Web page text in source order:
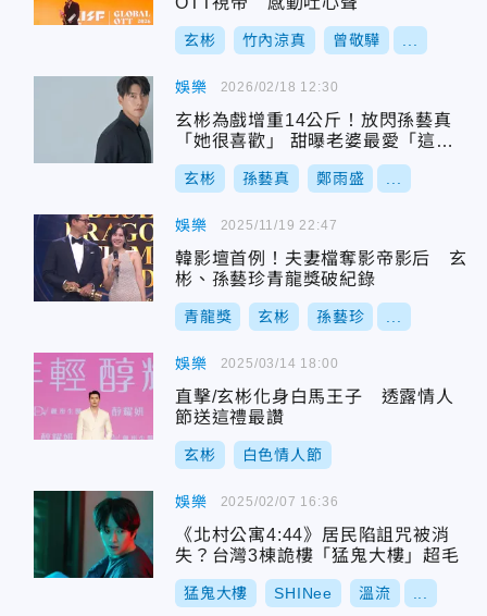
玄彬 竹內涼真 曾敬驊
娛樂
玄彬為戲增重14公斤！放閃孫藝真
「她很喜歡」 甜曝老婆最愛「這名
場面」
玄彬 孫藝真 鄭雨盛
2026/02/18 12:30
娛樂
韓影壇首例！夫妻檔奪影帝影后 玄
彬、孫藝珍青龍獎破紀錄
青龍獎 玄彬 孫藝珍
2025/11/19 22:47
娛樂
直擊/玄彬化身白馬王子 透露情人
節送這禮最讚
玄彬 白色情人節
2025/03/14 18:00
娛樂
《北村公寓4:44》居民陷詛咒被消
失？台灣3棟詭樓「猛鬼大樓」超毛
猛鬼大樓 SHINee 溫流
2025/02/07 16:36